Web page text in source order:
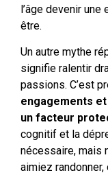
l’âge devenir
être.
Un autre mythe
signifie ralentir
passions. C’est
engagements
un facteur
cognitif et la
nécessaire, mais
aimiez